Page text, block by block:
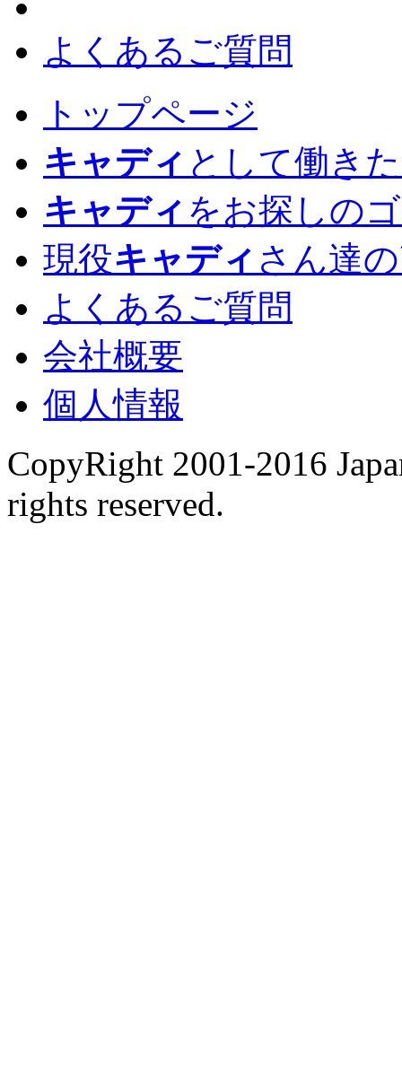
よくあるご質問
トップページ
キャディ として働き
キャディ をお探しの
現役キャディ さん達
よくあるご質問
会社概要
個人情報
CopyRight 2001-2016
rights reserved.